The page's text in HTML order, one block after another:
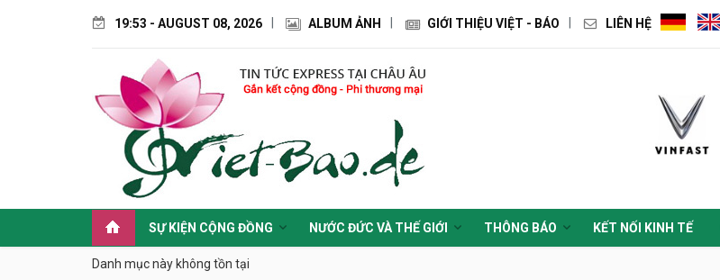
19:53 - AUGUST 08, 2026 ALBUM ẢNH GIỚI THIỆU VIỆT - BÁO LIÊN HỆ
SỰ KIỆN CỘNG ĐỒNG NƯỚC ĐỨC VÀ THẾ GIỚI THÔNG BÁO KẾT NỐI KINH TẾ
Danh mục này không tồn tại